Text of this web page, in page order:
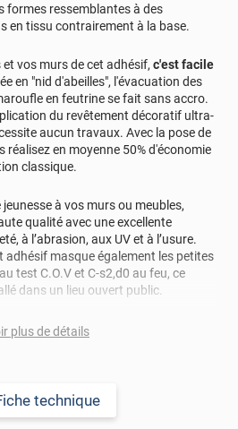
formes ressemblantes à des
en tissu contrairement à la base.
vos murs de cet adhésif, c'est facile
en "nid d'abeilles", l'évacuation des
en feutrine se fait sans accro.
du revêtement décoratif ultra-
aucun travaux. Avec la pose de
en moyenne 50% d'économie
classique.
à vos murs ou meubles,
qualité avec une excellente
à l’abrasion, aux UV et à l’usure.
adhésif masque également les petites
test C.O.V et C-s2,d0 au feu, ce
dans un lieu ouvert public.
intérieur (anti craquèlement,
de faire une demande
plus de détails
technique